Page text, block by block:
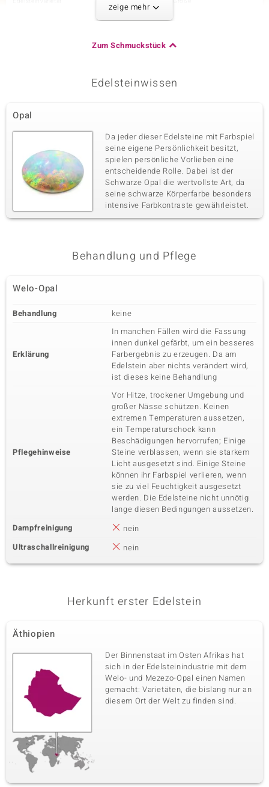
14 à 2 mm
Rundschliff
Edelsteinvarietät
Zirkon 22 à 1 mm
0,146 ct
Schliff
Rundschliff
Fassung
Pavéfassung
Herkunft
Kambodscha
zeige mehr
Zum Schmuckstück
Edelsteinwissen
Opal
Da jeder dieser Edelsteine mit Farbspiel
seine eigene Persönlichkeit besitzt,
spielen persönliche Vorlieben eine
entscheidende Rolle. Dabei ist der
Schwarze Opal die wertvollste Art, da
seine schwarze Körperfarbe besonders
intensive Farbkontraste gewährleistet.
Behandlung und Pflege
Welo-Opal
Behandlung keine
Erklärung
In manchen Fällen wird die Fassung
innen dunkel gefärbt, um ein besseres
Farbergebnis zu erzeugen. Da am
Edelstein aber nichts verändert wird,
ist dieses keine Behandlung
Pflegehinweise
Vor Hitze, trockener Umgebung und
großer Nässe schützen. Keinen
extremen Temperaturen aussetzen,
ein Temperaturschock kann
Beschädigungen hervorrufen; Einige
Steine verblassen, wenn sie starkem
Licht ausgesetzt sind. Einige Steine
können ihr Farbspiel verlieren, wenn
sie zu viel Feuchtigkeit ausgesetzt
werden. Die Edelsteine nicht unnötig
lange diesen Bedingungen aussetzen.
Dampfreinigung
nein
Ultraschallreinigung
nein
Herkunft erster Edelstein
Äthiopien
Der Binnenstaat im Osten Afrikas hat
sich in der Edelsteinindustrie mit dem
Welo- und Mezezo-Opal einen Namen
gemacht: Varietäten, die bislang nur an
diesem Ort der Welt zu finden sind.